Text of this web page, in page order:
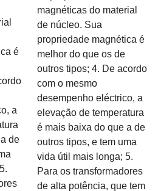
é
a
de
magnéticas do material
de núcleo. Sua
propriedade magnética é
melhor do que os de
outros tipos; 4. De acordo
com o mesmo
desempenho eléctrico, a
elevação de temperatura
é mais baixa do que a de
outros tipos, e tem uma
vida útil mais longa; 5.
Para os transformadores
de alta potência, que tem